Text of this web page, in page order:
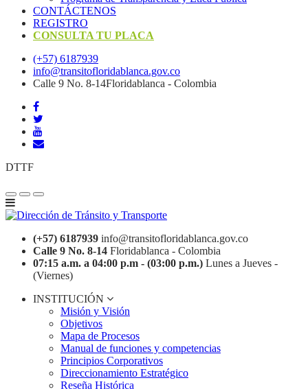
CONTÁCTENOS
REGISTRO
CONSULTA TU PLACA
(+57) 6187939
info@transitofloridablanca.gov.co
Calle 9 No. 8-14Floridablanca - Colombia
DTTF
(+57) 6187939 info@transitofloridablanca.gov.co
Calle 9 No. 8-14 Floridablanca - Colombia
07:15 a.m. a 04:00 p.m - (03:00 p.m.) Lunes a Jueves -
(Viernes)
INSTITUCIÓN
Misión y Visión
Objetivos
Mapa de Procesos
Manual de funciones y competencias
Principios Corporativos
Direccionamiento Estratégico
Reseña Histórica